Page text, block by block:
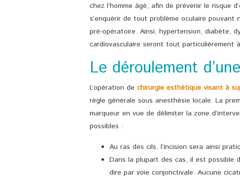
chez l’homme âgé, afin de prévenir le risque
s’enquérir de tout problème oculaire
pré-opératoire. Ainsi, hypertension, diabète,
cardiovasculaire seront tout particulièrement
Le déroulement
L’opération de chirurgie esthétique visant à
règle générale sous anesthésie locale. La
marqueur en vue de délimiter la zone
possibles :
Au ras des cils, l’incision sera ainsi
Dans la plupart des cas, il est possible
dire par voie conjonctivale. Aucune